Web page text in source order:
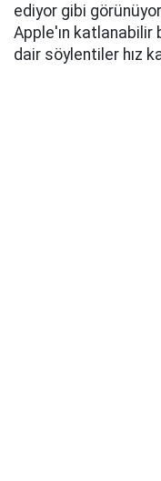
ediyor gibi
Apple'ın katlanabilir
dair söylentiler hız